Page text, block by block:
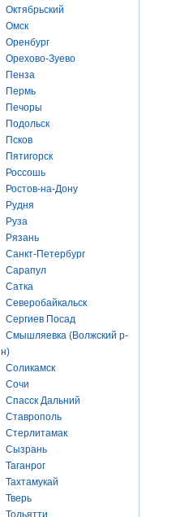
Октябрьский
Омск
Оренбург
Орехово-Зуево
Пенза
Пермь
Печоры
Подольск
Псков
Пятигорск
Россошь
Ростов-на-Дону
Рудня
Руза
Рязань
Санкт-Петербург
Сарапул
Сатка
Северобайкальск
Сергиев Посад
Смышляевка (Волжский р-
н)
Соликамск
Сочи
Спасск Дальний
Ставрополь
Стерлитамак
Сызрань
Таганрог
Тахтамукай
Тверь
Тольятти